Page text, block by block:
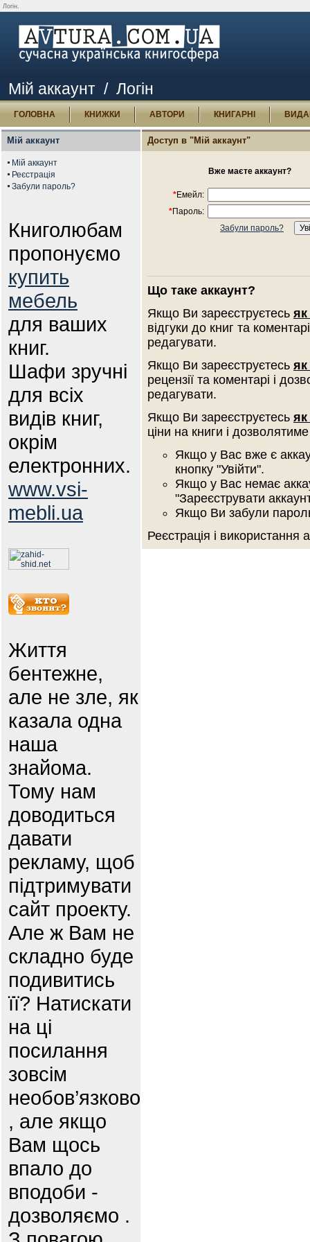
Логін.
Мій аккаунт / Логін
ГОЛОВНА КНИЖКИ АВТОРИ КНИГАРНІ
Мій аккаунт
Мій аккаунт
Реєстрація
Забули пароль?
Книголюбам
пропонуємо
купить
мебель
для ваших
книг.
Шафи зручні
для всіх
видів книг,
окрім
електронних.
www.vsi-
mebli.ua
Життя
бентежне,
але не зле, як
казала одна
наша
знайома.
Тому нам
доводиться
давати
рекламу, щоб
підтримувати
сайт проекту.
Але ж Вам не
складно буде
подивитись
її? Натискати
на ці
посилання
зовсім
необов’язково
, але якщо
Вам щось
впало до
вподоби -
дозволяємо .
Доступ в "Мій аккаунт"
Вже маєте аккаунт?
*Емейл:
*Пароль:
Забули пароль?
Що таке аккаунт?
Якщо Ви зареєструєтесь як
відгуки до книг та
редагувати.
Якщо Ви зареєструєтесь
рецензії та коментарі і
редагувати.
Якщо Ви зареєструєтесь як
ціни на книги і
Якщо у Вас вже є
кнопку "Увійти".
Якщо у Вас немає
"Зареєструвати
Якщо Ви забули
Реєстрація і використання